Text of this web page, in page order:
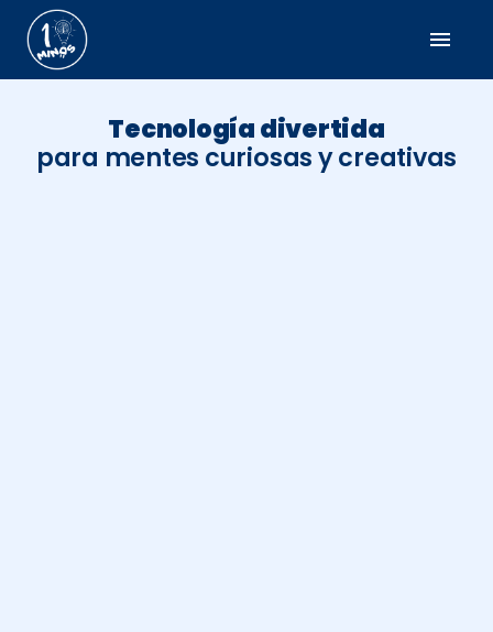
menu
Tecnología divertida
para mentes curiosas y creativas